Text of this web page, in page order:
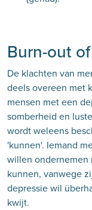
Burn-out
De klachten van
deels overeen met
mensen met een
somberheid en
wordt weleens
'kunnen'. Iemand
willen ondernemen
kunnen, vanwege
depressie wil
kwijt.